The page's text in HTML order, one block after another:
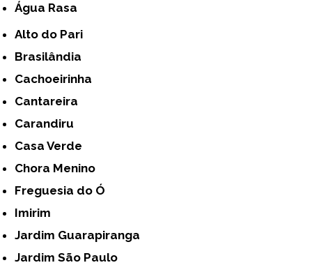
Água Rasa
Alto do Pari
Brasilândia
Cachoeirinha
Cantareira
Carandiru
Casa Verde
Chora Menino
Freguesia do Ó
Imirim
Jardim Guarapiranga
Jardim São Paulo